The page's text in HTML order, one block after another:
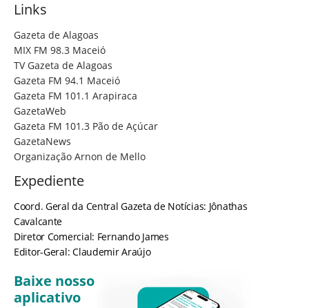
Links
Gazeta de Alagoas
MIX FM 98.3 Maceió
TV Gazeta de Alagoas
Gazeta FM 94.1 Maceió
Gazeta FM 101.1 Arapiraca
GazetaWeb
Gazeta FM 101.3 Pão de Açúcar
GazetaNews
Organização Arnon de Mello
Expediente
Coord. Geral da Central Gazeta de Notícias: Jônathas
Cavalcante
Diretor Comercial: Fernando James
Editor-Geral: Claudemir Araújo
Baixe nosso
aplicativo